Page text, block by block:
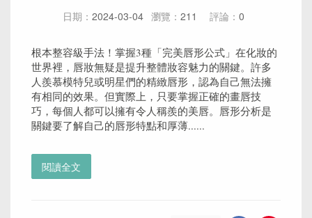
日期： 2024-03-04 瀏覽： 211 評論： 0
根本整容級手法！掌握3種「完美唇形公式」在化妝的
世界裡，唇妝無疑是提升整體妝容魅力的關鍵。許多
人羨慕模特兒或明星們的精緻唇形，認為自己無法擁
有相同的效果。但實際上，只要掌握正確的畫唇技
巧，每個人都可以擁有令人稱羨的美唇。唇形分析是
關鍵要了解自己的唇形特點和厚薄......
閱讀全文